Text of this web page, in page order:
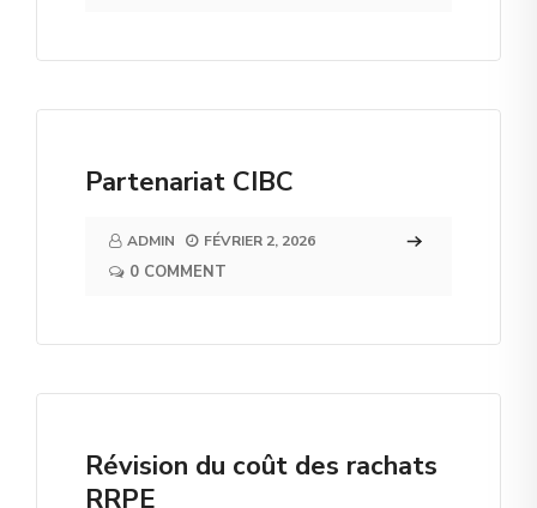
Partenariat CIBC
ADMIN FÉVRIER 2, 2026
0 COMMENT
Révision du coût des rachats
RRPE